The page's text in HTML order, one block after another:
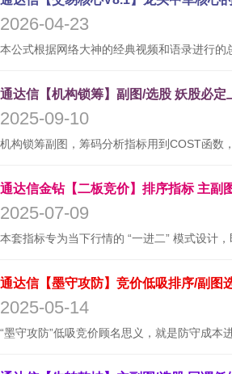
2026-04-23
2025-09-10
2025-07-09
2025-05-14